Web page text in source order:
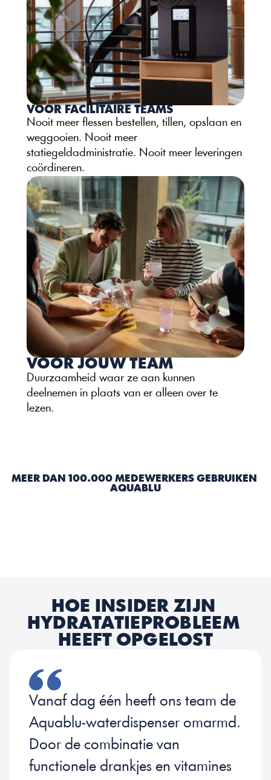
VOOR FACILITAIRE TEAMS
Nooit meer flessen bestellen, tillen, opslaan en
weggooien. Nooit meer
statiegeldadministratie. Nooit meer leveringen
coördineren.
VOOR JOUW TEAM
Duurzaamheid waar ze aan kunnen
deelnemen in plaats van er alleen over te
lezen.
MEER DAN 100.000 MEDEWERKERS GEBRUIKEN
AQUABLU
HOE INSIDER ZIJN
HYDRATATIEPROBLEEM
HEEFT OPGELOST
Vanaf dag één heeft ons team de
Aquablu-waterdispenser omarmd.
Door de combinatie van
functionele drankjes en vitamines